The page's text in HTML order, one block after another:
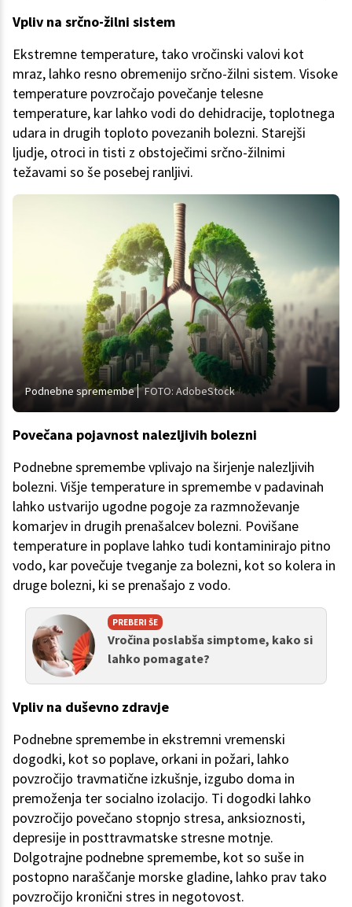
Vpliv na srčno-žilni sistem
Ekstremne temperature, tako vročinski valovi kot
mraz, lahko resno obremenijo srčno-žilni sistem. Visoke
temperature povzročajo povečanje telesne
temperature, kar lahko vodi do dehidracije, toplotnega
udara in drugih toploto povezanih bolezni. Starejši
ljudje, otroci in tisti z obstoječimi srčno-žilnimi
težavami so še posebej ranljivi.
Podnebne spremembe FOTO: AdobeStock
Povečana pojavnost nalezljivih bolezni
Podnebne spremembe vplivajo na širjenje nalezljivih
bolezni. Višje temperature in spremembe v padavinah
lahko ustvarijo ugodne pogoje za razmnoževanje
komarjev in drugih prenašalcev bolezni. Povišane
temperature in poplave lahko tudi kontaminirajo pitno
vodo, kar povečuje tveganje za bolezni, kot so kolera in
druge bolezni, ki se prenašajo z vodo.
PREBERI ŠE
Vročina poslabša simptome, kako si
lahko pomagate?
Vpliv na duševno zdravje
Podnebne spremembe in ekstremni vremenski
dogodki, kot so poplave, orkani in požari, lahko
povzročijo travmatične izkušnje, izgubo doma in
premoženja ter socialno izolacijo. Ti dogodki lahko
povzročijo povečano stopnjo stresa, anksioznosti,
depresije in posttravmatske stresne motnje.
Dolgotrajne podnebne spremembe, kot so suše in
postopno naraščanje morske gladine, lahko prav tako
povzročijo kronični stres in negotovost.